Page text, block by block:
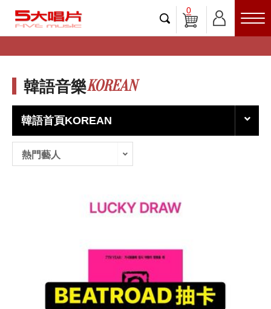
0
韓語音樂KOREAN
韓語首頁KOREAN
熱門藝人